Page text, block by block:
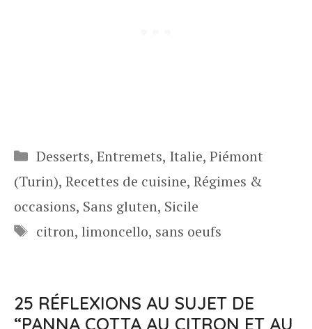
Catégories
Desserts, Entremets, Italie, Piémont
(Turin), Recettes de cuisine, Régimes &
occasions, Sans gluten, Sicile
Étiquettes
citron, limoncello, sans oeufs
25 RÉFLEXIONS AU SUJET DE
“PANNA COTTA AU CITRON ET AU